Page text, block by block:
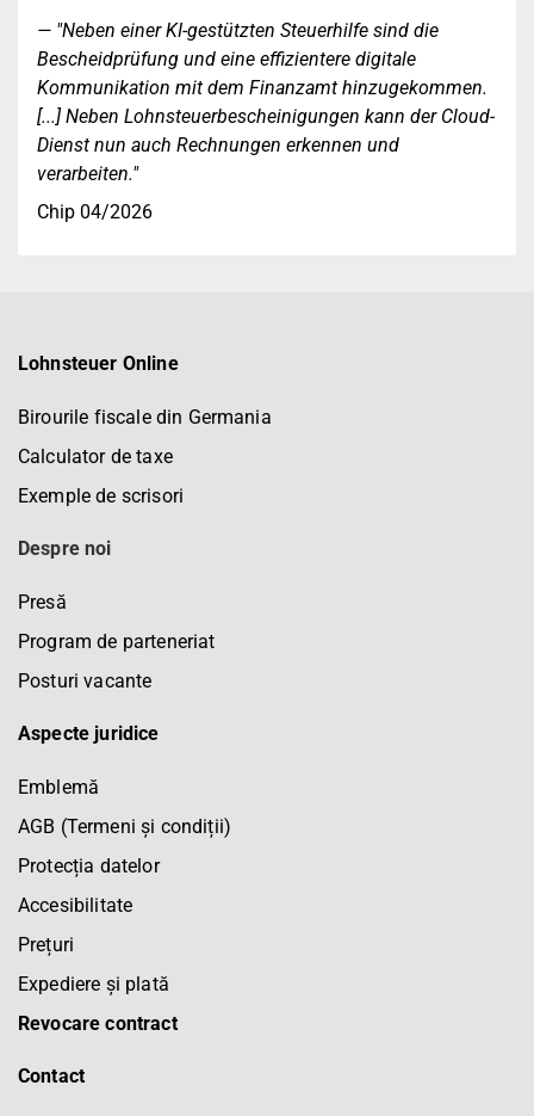
"Neben einer KI-gestützten Steuerhilfe sind die
Bescheidprüfung und eine effizientere digitale
Kommunikation mit dem Finanzamt hinzugekommen.
[...] Neben Lohnsteuerbescheinigungen kann der Cloud-
Dienst nun auch Rechnungen erkennen und
verarbeiten."
Chip 04/2026
Lohnsteuer Online
Birourile fiscale din Germania
Calculator de taxe
Exemple de scrisori
Despre noi
Presă
Program de parteneriat
Posturi vacante
Aspecte juridice
Emblemă
AGB (Termeni și condiții)
Protecția datelor
Accesibilitate
Prețuri
Expediere și plată
Revocare contract
Contact